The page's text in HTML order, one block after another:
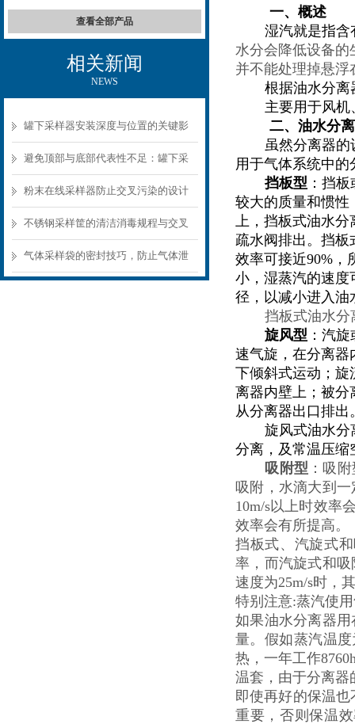
查看全部产品
相关新闻
NEWS
罐下采样器安装深度与位置的关键影
响
避免顶部与底部代表性不足：罐下采
样器结构选型要点
粉末在线采样器防止交叉污染的设计
要点
不锈钢采样筐的清洁消毒规程与交叉
污染预防
气体采样袋的密封技巧，防止气体泄
一、概述
湿汽就是指
水分会降低设备的
并不能处理掉悬
根据油水分
主要用于风
二、 油水分
虽然分离器
用于气体系统中
挡板型 ：挡
较大的质量和惯性
上，挡板式油水分
疏水阀排出。挡板
效率可接近90%，
小，湿蒸汽的速度
径，以减小进入油
挡板式油水
旋风型 ：汽
速气旋，在分离器
下倾斜式运动；旋
离器内壁上；被分
从分离器出口排出
旋风式油水
分离，及常温压缩
吸附型 ：吸
吸附，水滴大到
10m/s以上时效率
效率会有所提高。
挡板式、汽旋式
率，而汽旋式和吸
速度为25m/s时，
特别注意:蒸汽使
如果油水分离器
量。假如蒸汽温
热，一年工作
温套，由于分离器
即使再好的保温
重要，否则保温